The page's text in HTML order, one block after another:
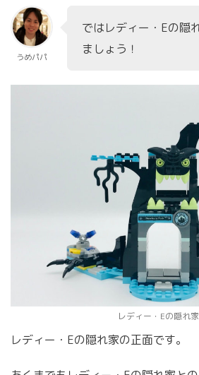
うめパパ
ではレディー・Eの隠
ましょう！
レディー・Eの隠れ家
レディー・Eの隠れ家の正面です。